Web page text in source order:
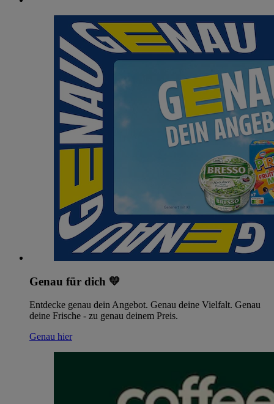
Genau für dich 💛
Entdecke genau dein Angebot. Genau deine Vielfalt. Genau
deine Frische - zu genau deinem Preis.
Genau hier